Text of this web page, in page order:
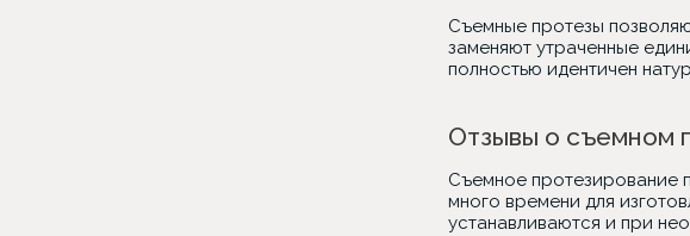
Съемные протезы
заменяют утраченные
полностью идентичен
Отзывы о съемном
Съемное протезирование
много времени для
устанавливаются и при